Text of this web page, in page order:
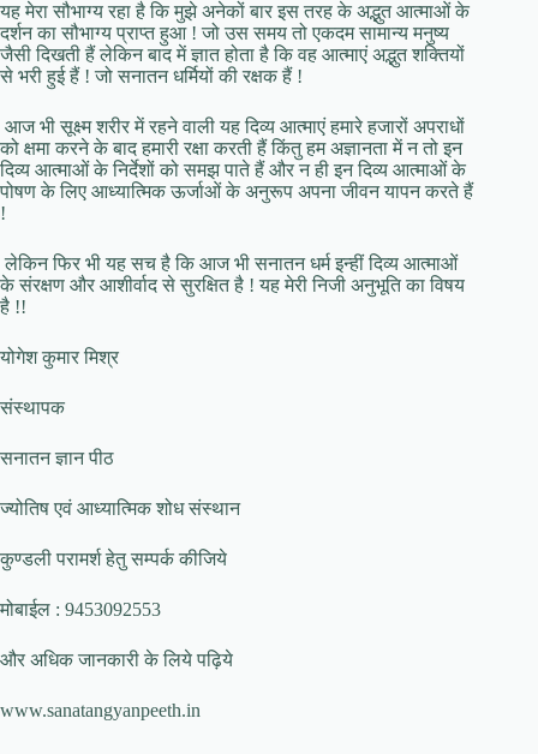
यह मेरा सौभाग्य रहा है कि मुझे अनेकों बार इस तरह के अद्भुत आत्माओं के
दर्शन का सौभाग्य प्राप्त हुआ ! जो उस समय तो एकदम सामान्य मनुष्य
जैसी दिखती हैं लेकिन बाद में ज्ञात होता है कि वह आत्माएं अद्भुत शक्तियों
से भरी हुई हैं ! जो सनातन धर्मियों की रक्षक हैं !
आज भी सूक्ष्म शरीर में रहने वाली यह दिव्य आत्माएं हमारे हजारों अपराधों
को क्षमा करने के बाद हमारी रक्षा करती हैं किंतु हम अज्ञानता में न तो इन
दिव्य आत्माओं के निर्देशों को समझ पाते हैं और न ही इन दिव्य आत्माओं के
पोषण के लिए आध्यात्मिक ऊर्जाओं के अनुरूप अपना जीवन यापन करते हैं
!
लेकिन फिर भी यह सच है कि आज भी सनातन धर्म इन्हीं दिव्य आत्माओं
के संरक्षण और आशीर्वाद से सुरक्षित है ! यह मेरी निजी अनुभूति का विषय
है !!
योगेश कुमार मिश्र
संस्थापक
सनातन ज्ञान पीठ
ज्योतिष एवं आध्यात्मिक शोध संस्थान
कुण्डली परामर्श हेतु सम्पर्क कीजिये
मोबाईल : 9453092553
और अधिक जानकारी के लिये पढ़िये
www.sanatangyanpeeth.in